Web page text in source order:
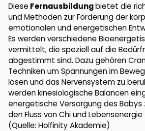
Diese Fernausbildungbietet die
und Methoden zur Förderung der
emotionalen und energetischen
Es werden verschiedene
vermittelt, die speziell auf die
abgestimmt sind. Dazu gehören
Techniken um Spannungen im
lösen und das Nervensystem zu
werden kinesiologische Balancen
energetische Versorgung des Babys
den Fluss von Chi und
(Quelle: Holfinity Akademie)